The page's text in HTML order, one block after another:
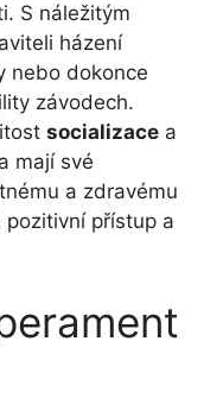
S náležitým
házení
nebo dokonce
závodech.
socializace a
mají své
a zdravému
přístup a